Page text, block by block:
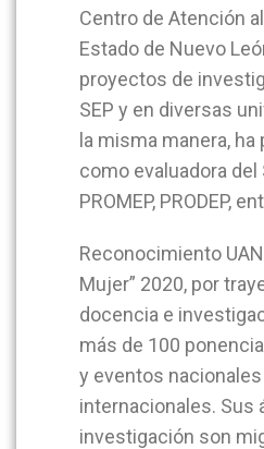
Centro de Atención
Estado de Nuevo
proyectos de
SEP y en diversas
la misma manera, ha
como evaluadora del
PROMEP, PRODEP,
Reconocimiento
Mujer” 2020, por
docencia e
más de 100
y eventos nacionales
internacionales. Sus
investigación son